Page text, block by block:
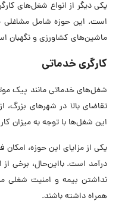
یکی دیگر از انواع شغل‌های
است. این حوزه شامل مشاغلی
ماشین‌های کشاورزی و نگهبان
کارگری خدماتی
شغل‌های خدماتی مانند پیک
تقاضای بالا در شهرهای بزرگ،
این شغل‌ها با توجه به میزان
یکی از مزایای این حوزه،
درآمد است. بااین‌حال، برخی
نداشتن بیمه و امنیت شغلی
همراه داشته باشند.